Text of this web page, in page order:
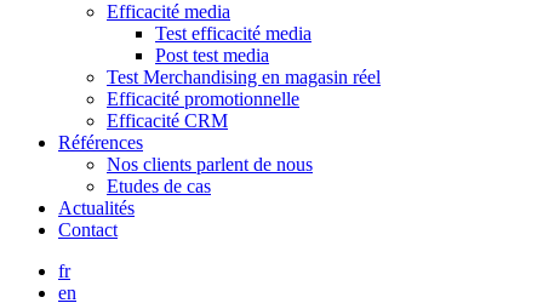
Efficacité media
Test efficacité media
Post test media
Test Merchandising en magasin réel
Efficacité promotionnelle
Efficacité CRM
Références
Nos clients parlent de nous
Etudes de cas
Actualités
Contact
fr
en